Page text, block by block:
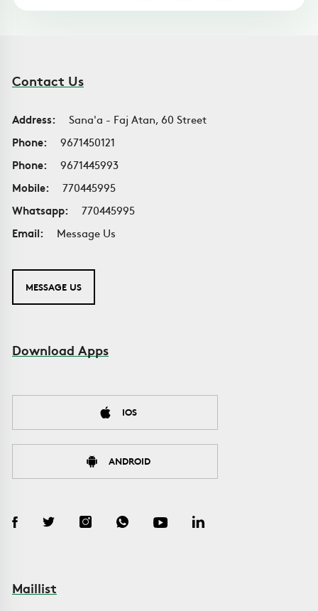
Contact Us
Address:
Sana'a - Faj Atan, 60 Street
Phone:
9671450121
Phone:
9671445993
Mobile:
770445995
Whatsapp:
770445995
Email:
Message Us
MESSAGE US
Download Apps
IOS
ANDROID
Maillist